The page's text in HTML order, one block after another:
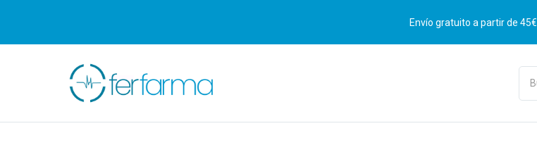
Envío gratuito a partir de 45€